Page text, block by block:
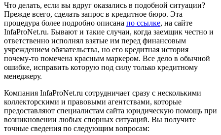
Что делать, если вы вдруг оказались в подобной ситуации?
Прежде всего, сделать запрос в кредитное бюро. Эта
процедура более подробно описана по ссылке, на сайте
InfaProNet.ru. Бывают и такие случаи, когда заемщик честно и
ответственно исполнял взятые им перед финансовым
учреждением обязательства, но его кредитная история
почему-то помечена красным маркером. Все дело в обычной
ошибке, исправить которую под силу только кредитному
менеджеру.
Компания InfaProNet.ru сотрудничает сразу с несколькими
коллекторскими и правовыми агентствами, которые
предоставляют специалистам сайта юридическую помощь при
возникновении любых спорных ситуаций. Вы получите
точные сведения по следующим вопросам: